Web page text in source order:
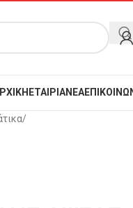
ΕΤΑΙΡΙΑΝΕΑ